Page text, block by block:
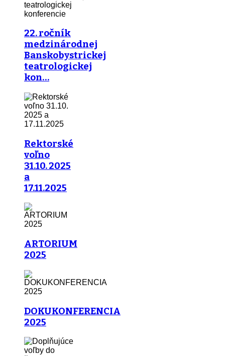
22. ročník
medzinárodnej
Banskobystrickej
teatrologickej
kon…
Rektorské
voľno
31.10. 2025
a
17.11.2025
ARTORIUM
2025
DOKUKONFERENCIA
2025